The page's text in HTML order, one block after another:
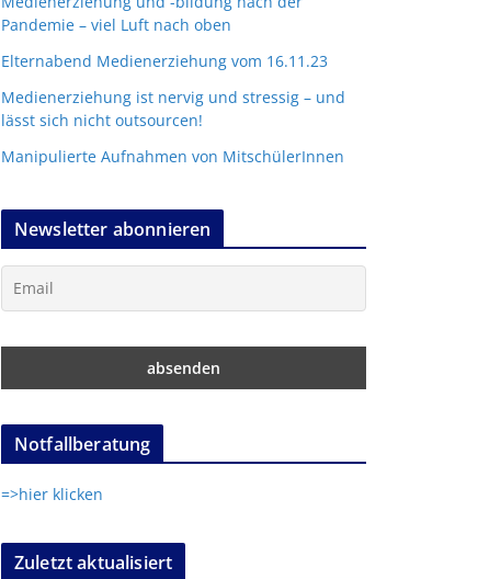
Pandemie – viel Luft nach oben
Elternabend Medienerziehung vom 16.11.23
Medienerziehung ist nervig und stressig – und
lässt sich nicht outsourcen!
Manipulierte Aufnahmen von MitschülerInnen
Newsletter abonnieren
Notfallberatung
=>hier klicken
Zuletzt aktualisiert